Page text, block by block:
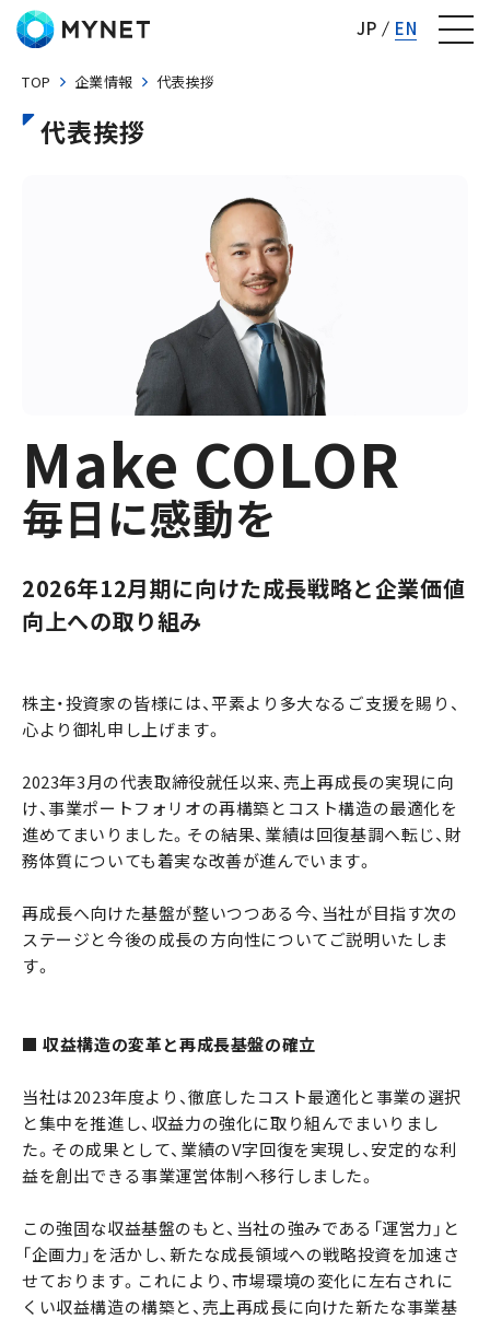
JP EN
TOP 企業情報 代表挨拶
代表挨拶
Make COLOR
毎日に感動を
2026年12月期に向けた成長戦略と企業価値
向上への取り組み
株主・投資家の皆様には、平素より多大なるご支援を賜り、
心より御礼申し上げます。
2023年3月の代表取締役就任以来、売上再成長の実現に向
け、事業ポートフォリオの再構築とコスト構造の最適化を
進めてまいりました。その結果、業績は回復基調へ転じ、財
務体質についても着実な改善が進んでいます。
再成長へ向けた基盤が整いつつある今、当社が目指す次の
ステージと今後の成長の方向性についてご説明いたしま
す。
■ 収益構造の変革と再成長基盤の確立
当社は2023年度より、徹底したコスト最適化と事業の選択
と集中を推進し、収益力の強化に取り組んでまいりまし
た。その成果として、業績のV字回復を実現し、安定的な利
益を創出できる事業運営体制へ移行しました。
この強固な収益基盤のもと、当社の強みである「運営力」と
「企画力」を活かし、新たな成長領域への戦略投資を加速さ
せております。これにより、市場環境の変化に左右されに
くい収益構造の構築と、売上再成長に向けた新たな事業基